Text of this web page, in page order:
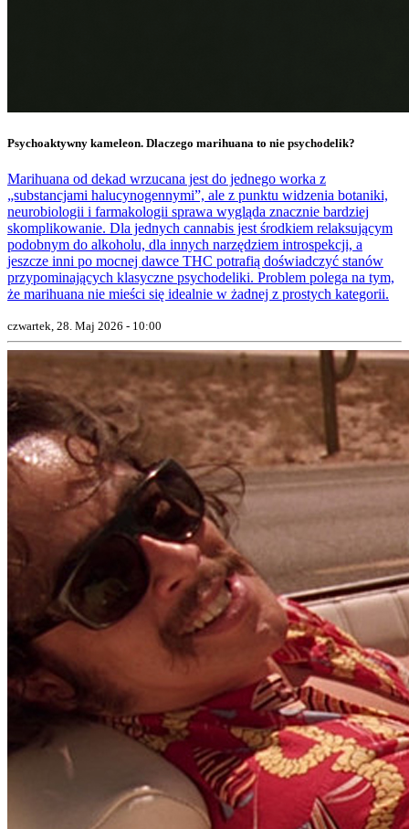
Psychoaktywny kameleon. Dlaczego marihuana to nie psychodelik?
Marihuana od dekad wrzucana jest do jednego worka z
„substancjami halucynogennymi”, ale z punktu widzenia botaniki,
neurobiologii i farmakologii sprawa wygląda znacznie bardziej
skomplikowanie. Dla jednych cannabis jest środkiem relaksującym
podobnym do alkoholu, dla innych narzędziem introspekcji, a
jeszcze inni po mocnej dawce THC potrafią doświadczyć stanów
przypominających klasyczne psychodeliki. Problem polega na tym,
że marihuana nie mieści się idealnie w żadnej z prostych kategorii.
czwartek, 28. Maj 2026 - 10:00